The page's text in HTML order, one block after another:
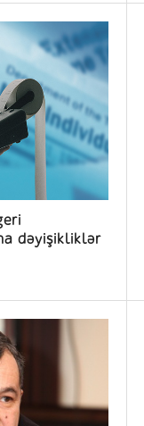
dəyişikliklər